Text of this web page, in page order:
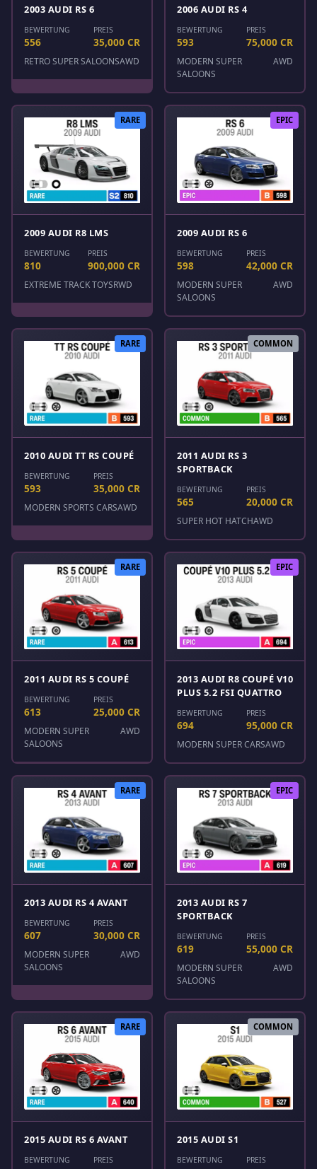
2003 AUDI RS 6
BEWERTUNG
556
PREIS
35,000 CR
RETRO SUPER SALOONSAWD
2006 AUDI RS 4
BEWERTUNG
593
PREIS
75,000 CR
MODERN SUPER
SALOONS
AWD
RARE
2009 AUDI R8 LMS
BEWERTUNG
810
PREIS
900,000 CR
EXTREME TRACK TOYSRWD
EPIC
2009 AUDI RS 6
BEWERTUNG
598
PREIS
42,000 CR
MODERN SUPER
SALOONS
AWD
RARE
2010 AUDI TT RS COUPÉ
BEWERTUNG
593
PREIS
35,000 CR
MODERN SPORTS CARSAWD
COMMON
2011 AUDI RS 3
SPORTBACK
BEWERTUNG
565
PREIS
20,000 CR
SUPER HOT HATCHAWD
RARE
2011 AUDI RS 5 COUPÉ
BEWERTUNG
613
PREIS
25,000 CR
MODERN SUPER
SALOONS
AWD
EPIC
2013 AUDI R8 COUPÉ V10
PLUS 5.2 FSI QUATTRO
BEWERTUNG
694
PREIS
95,000 CR
MODERN SUPER CARSAWD
RARE
2013 AUDI RS 4 AVANT
BEWERTUNG
607
PREIS
30,000 CR
MODERN SUPER
SALOONS
AWD
EPIC
2013 AUDI RS 7
SPORTBACK
BEWERTUNG
619
PREIS
55,000 CR
MODERN SUPER
SALOONS
AWD
RARE
2015 AUDI RS 6 AVANT
BEWERTUNG PREIS
COMMON
2015 AUDI S1
BEWERTUNG PREIS